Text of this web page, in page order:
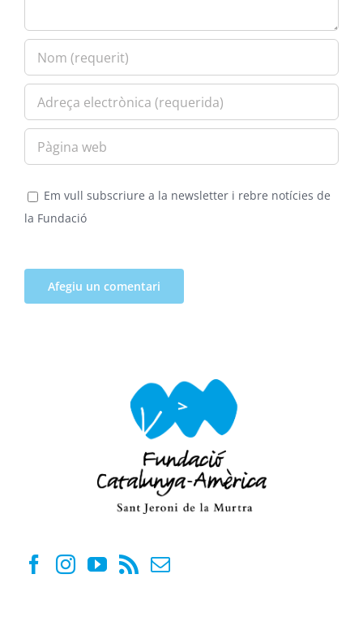
Em vull subscriure a la newsletter i rebre notícies de
la Fundació